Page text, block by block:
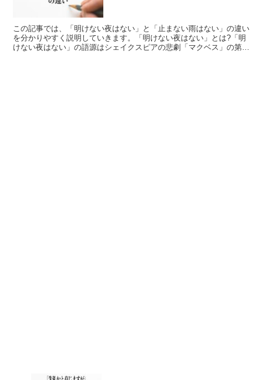
この記事では、「明けない夜はない」と「止まない雨はない」の違い
を分かりやすく説明していきます。「明けない夜はない」とは?「明
けない夜はない」の語源はシェイクスピアの悲劇「マクベス」の第4